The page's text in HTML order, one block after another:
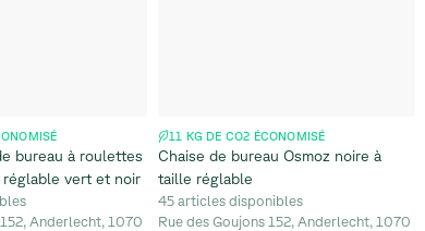
bureau à roulettes
vert et noir
Anderlecht, 1070
11 KG DE CO2 ÉCONOMISÉ
Chaise de bureau Osmoz noire à
taille réglable
45 articles disponibles
Rue des Goujons 152, Anderlecht, 1070